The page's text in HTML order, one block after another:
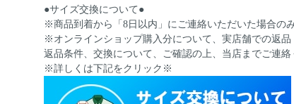
●サイズ交換について●
※商品到着から「8日以内」にご連絡いただいた場合の
※オンラインショップ購入分について、実店舗での返品
返品条件、交換について、ご確認の上、当店までご連絡
※詳しくは下記をクリック※